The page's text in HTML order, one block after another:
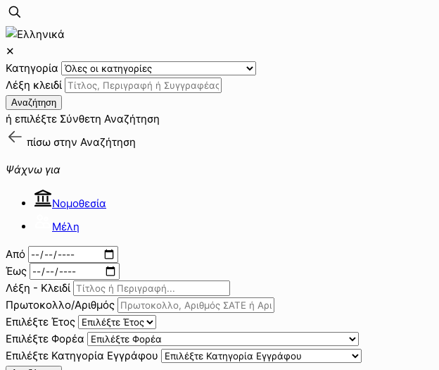
✕
Κατηγορία
Λέξη κλειδί
Αναζήτηση
ή επιλέξτε Σύνθετη Αναζήτηση
πίσω στην Αναζήτηση
Ψάχνω για
Νομοθεσία
Μέλη
Από
Έως
Λέξη - Κλειδί
Πρωτοκολλο/Αριθμός
Επιλέξτε Έτος
Επιλέξτε Φορέα
Επιλέξτε Κατηγορία Εγγράφου